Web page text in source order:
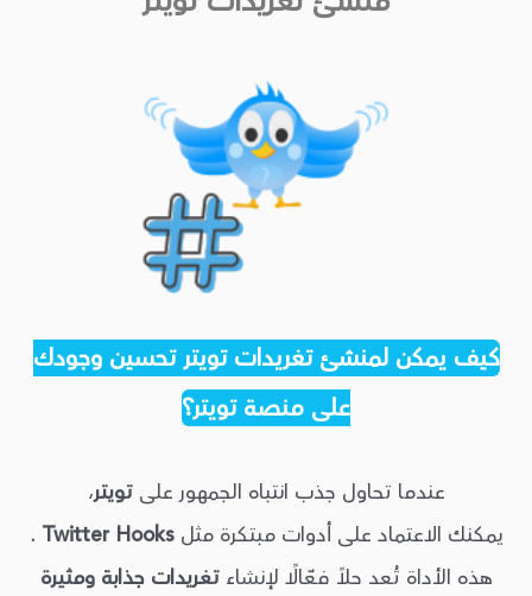
كيف يمكن لمنشئ تغريدات تويتر تحسين وجودك
على منصة تويتر؟
عندما تحاول جذب انتباه الجمهور علىتويتر،
يمكنك الاعتماد على أدوات مبتكرة مثل Twitter Hooks
.
هذه الأداة تُعد حلاً فعّالًا لإنشاءتغريدات جذابة ومثيرة